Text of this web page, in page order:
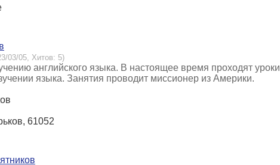
03/05, Хитов: 5)
английского языка. В настоящее время проходят уроки
языка. Занятия проводит миссионер из Америки.
61052